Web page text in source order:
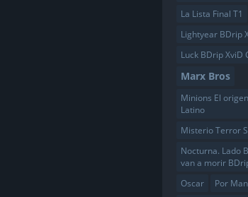
La Lista Final T1
Lightyear BDrip
Luck BDrip XviD
Marx Bros
Minions El
Latino
Misterio Terror
Nocturna. Lado
van a morir
Oscar
Por